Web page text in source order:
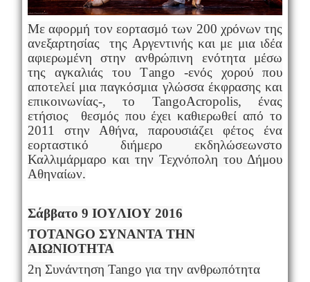
Μεαφορμή τον εορτασμό των 200 χρόνων της
ανεξαρτησίας της Αργεντινής και με μια ιδέα
αφιερωμένη στην ανθρώπινη ενότητα μέσω
της αγκαλιάς του Τango -ενός χορού που
αποτελεί μια παγκόσμια γλώσσα έκφρασης και
επικοινωνίας-, το TangoAcropolis, ένας
ετήσιος θεσμός που έχει καθιερωθεί από το
2011 στην Αθήνα, παρουσιάζει φέτος ένα
εορταστικό διήμερο εκδηλώσεωνστο
Καλλιμάρμαρο και την Τεχνόπολη του Δήμου
Αθηναίων.
Σάββατο 9 ΙΟYΛΙΟΥ 2016
TOTANGO ΣΥΝΑΝΤΑ ΤΗΝ
ΑΙΩΝΙΟΤΗΤΑ
2η Συνάντηση Tango για την ανθρωπότητα